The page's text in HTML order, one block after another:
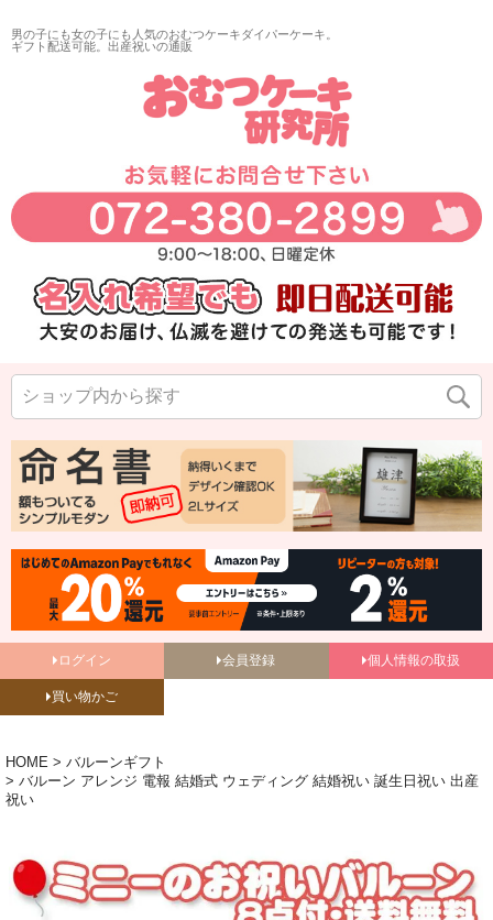
男の子にも女の子にも人気のおむつケーキダイパーケーキ。
ギフト配送可能。出産祝いの通販
ログイン 会員登録 個人情報の取扱
買い物かご
HOME
バルーンギフト
バルーン アレンジ 電報 結婚式 ウェディング 結婚祝い 誕生日祝い 出産
祝い